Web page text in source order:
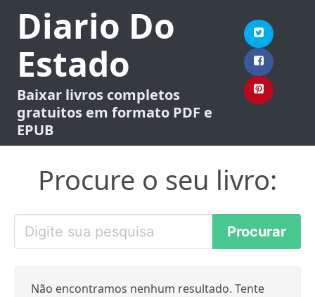
Diario Do
Estado
Baixar livros completos
gratuitos em formato PDF e
EPUB
Procure o seu livro:
Não encontramos nenhum resultado. Tente